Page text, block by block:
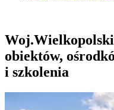
obiektów,
i szkolenia